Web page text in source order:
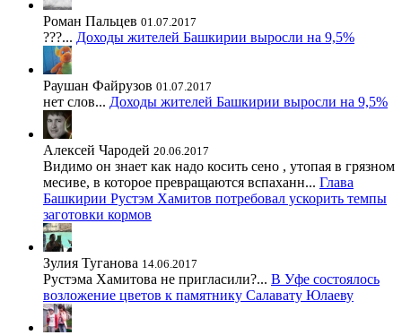
Роман Пальцев 01.07.2017
???... Доходы жителей Башкирии выросли на 9,5%
Раушан Файрузов 01.07.2017
нет слов... Доходы жителей Башкирии выросли на 9,5%
Алексей Чародей 20.06.2017
Видимо он знает как надо косить сено , утопая в грязном
месиве, в которое превращаются вспаханн... Глава
Башкирии Рустэм Хамитов потребовал ускорить темпы
заготовки кормов
Зулия Туганова 14.06.2017
Рустэма Хамитова не пригласили?... В Уфе состоялось
возложение цветов к памятнику Салавату Юлаеву